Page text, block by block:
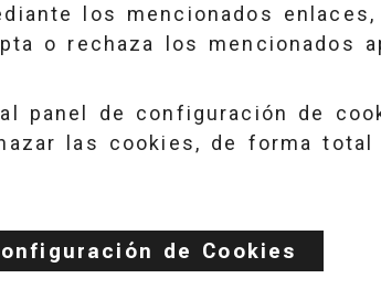
los mencionados
o rechaza los mencionados
panel de configuración de
las cookies, de forma total
de Cookies